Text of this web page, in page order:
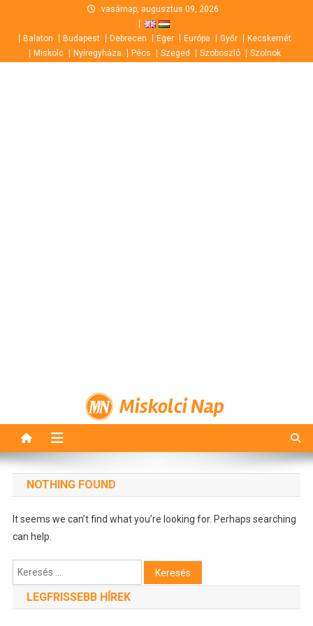
content
vasárnap, augusztus 09, 2026
Balaton Budapest Debrecen Eger Európa Győr
Kecskemét
Miskolc
Nyíregyháza Pécs Szeged Szoboszló Szolnok
Miskolci Nap
NOTHING FOUND
It seems we can’t find what you’re looking for. Perhaps searching
can help.
Keresés:
LEGFRISSEBB HÍREK